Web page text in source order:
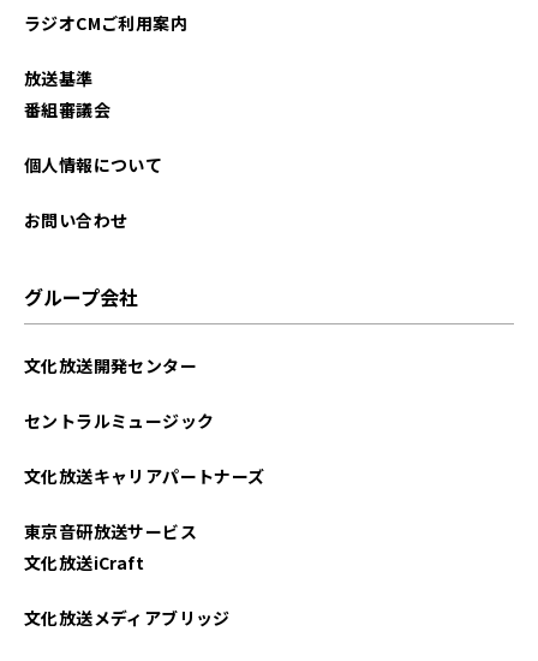
ラジオCMご利用案内
放送基準
番組審議会
個人情報について
お問い合わせ
グループ会社
文化放送開発センター
セントラルミュージック
文化放送キャリアパートナーズ
東京音研放送サービス
文化放送iCraft
文化放送メディアブリッジ